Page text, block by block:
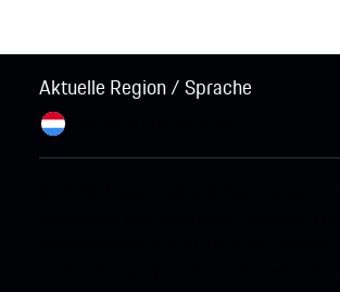
Aktuelle Region / Sprache